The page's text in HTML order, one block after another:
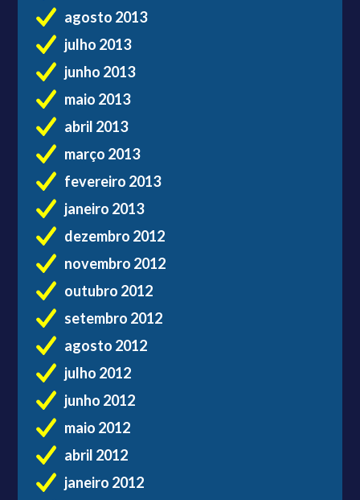
agosto 2013
julho 2013
junho 2013
maio 2013
abril 2013
março 2013
fevereiro 2013
janeiro 2013
dezembro 2012
novembro 2012
outubro 2012
setembro 2012
agosto 2012
julho 2012
junho 2012
maio 2012
abril 2012
janeiro 2012